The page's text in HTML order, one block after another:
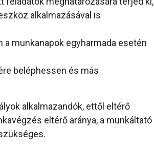
alkalmazásával is
a munkanapok egyharmada esetén
beléphessen és más
alkalmazandók, ettől eltérő
eltérő aránya, a munkáltató